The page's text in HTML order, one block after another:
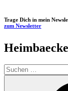
Trage Dich in mein
zum Newsletter
Suchen
nach: